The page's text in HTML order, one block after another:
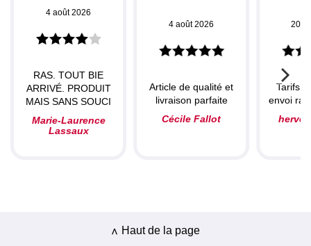
4 août 2026
RAS. TOUT BIE
ARRIVÉ. PRODUIT
MAIS SANS SOUCI
Marie-Laurence
Lassaux
4 août 2026
Article de qualité et
livraison parfaite
Cécile Fallot
20
Tarifs
envoi
herve
Haut de la page